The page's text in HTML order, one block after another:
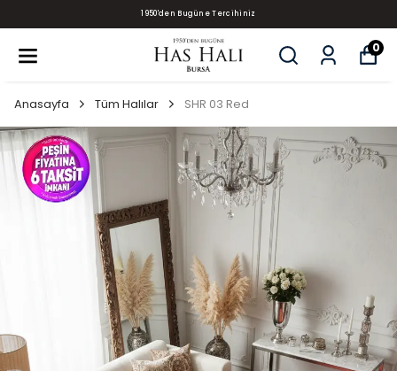
1950'den Bugüne Tercihiniz
0
Anasayfa Tüm Halılar SHR 03 Red